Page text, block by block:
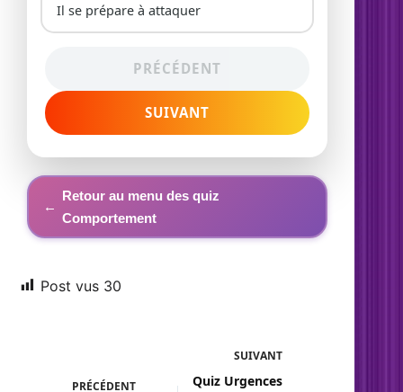
Il se prépare à attaquer
PRÉCÉDENT
SUIVANT
←
Retour au menu des quiz
Comportement
Post vus 30
PRÉCÉDENT
SUIVANT
Quiz Urgences